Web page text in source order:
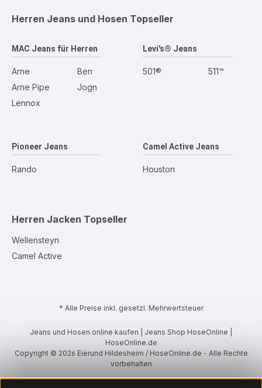
Herren Jeans und Hosen Topseller
MAC Jeans für Herren
Arne
Arne Pipe
Lennox
Ben
Jogn
Levi's® Jeans
501® 511™
Pioneer Jeans
Rando
Camel Active Jeans
Houston
Herren Jacken Topseller
Wellensteyn
Camel Active
* Alle Preise inkl. gesetzl. Mehrwertsteuer
Jeans und Hosen online kaufen | Jeans Shop HoseOnline |
HoseOnline.de
Copyright © 2026 Eierund Hildesheim / HoseOnline.de - Alle Rechte
vorbehalten